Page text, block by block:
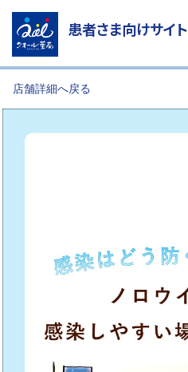
患者さま向けサイト
店舗詳細へ戻る